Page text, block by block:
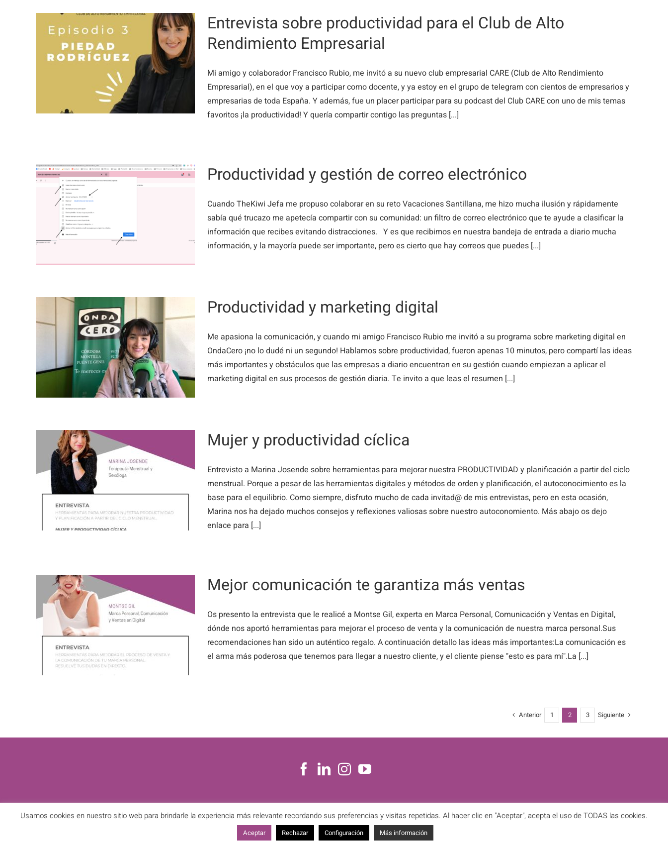
Entrevista sobre productividad para el Club de Alto
Rendimiento Empresarial
Mi amigo y colaborador Francisco Rubio, me invitó a su nuevo club empresarial CARE (Club de Alto Rendimiento
Empresarial), en el que voy a participar como docente, y ya estoy en el grupo de telegram con cientos de empresarios y
empresarias de toda España. Y además, fue un placer participar para su podcast del Club CARE con uno de mis temas
favoritos ¡la productividad! Y quería compartir contigo las preguntas [...]
Productividad y gestión de correo electrónico
Cuando TheKiwi Jefa me propuso colaborar en su reto Vacaciones Santillana, me hizo mucha ilusión y rápidamente
sabía qué trucazo me apetecía compartir con su comunidad: un filtro de correo electrónico que te ayude a clasificar la
información que recibes evitando distracciones. Y es que recibimos en nuestra bandeja de entrada a diario mucha
información, y la mayoría puede ser importante, pero es cierto que hay correos que puedes [...]
Productividad y marketing digital
Me apasiona la comunicación, y cuando mi amigo Francisco Rubio me invitó a su programa sobre marketing digital en
OndaCero ¡no lo dudé ni un segundo! Hablamos sobre productividad, fueron apenas 10 minutos, pero compartí las ideas
más importantes y obstáculos que las empresas a diario encuentran en su gestión cuando empiezan a aplicar el
marketing digital en sus procesos de gestión diaria. Te invito a que leas el resumen [...]
Mujer y productividad cíclica
Entrevisto a Marina Josende sobre herramientas para mejorar nuestra PRODUCTIVIDAD y planificación a partir del ciclo
menstrual. Porque a pesar de las herramientas digitales y métodos de orden y planificación, el autoconocimiento es la
base para el equilibrio. Como siempre, disfruto mucho de cada invitad@ de mis entrevistas, pero en esta ocasión,
Marina nos ha dejado muchos consejos y reflexiones valiosas sobre nuestro autoconomiento. Más abajo os dejo
enlace para [...]
Mejor comunicación te garantiza más ventas
Os presento la entrevista que le realicé a Montse Gil, experta en Marca Personal, Comunicación y Ventas en Digital,
dónde nos aportó herramientas para mejorar el proceso de venta y la comunicación de nuestra marca personal.Sus
recomendaciones han sido un auténtico regalo. A continuación detallo las ideas más importantes:La comunicación es
el arma más poderosa que tenemos para llegar a nuestro cliente, y el cliente piense "esto es para mí".La [...]
Anterior 1 2 3 Siguiente
INICIO SOBRE MÍ GESTIONA EN DIGITAL BLOG CONTACTO
Aviso Legal| Política de Privacidad |Política de Cookies| Todos los derechos reservados | Diseñada por
Usamos cookies en nuestro sitio web para brindarle la experiencia más relevante recordando sus preferencias y visitas repetidas. Al hacer clic en "Aceptar", acepta el uso de TODAS las cookies.
Aceptar Rechazar Configuración Más información